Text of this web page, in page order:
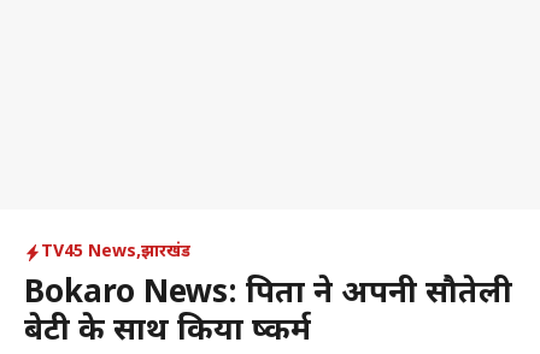
TV45 News,झारखंड
Bokaro News: पिता ने अपनी सौतेली
बेटी के साथ किया दुष्कर्म